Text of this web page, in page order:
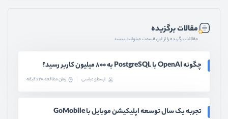
مقالات برگزیده
مقالات برگزیده را از این قسمت میتوانید ببینید
چگونه OpenAI با PostgreSQL به ۸۰۰ میلیون کاربر رسید؟
ارسطو عباسی زمان مطالعه: 20 دقیقه
تجربه یک سال توسعه اپلیکیشن موبایل با GoMobile